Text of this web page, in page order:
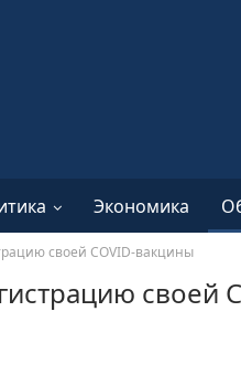
Экономика
своей COVID-вакцины
своей